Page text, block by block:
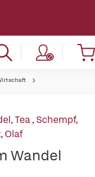
Tea,Schempf,
Olaf
Wandel